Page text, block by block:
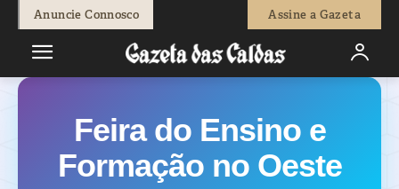
Anuncie Connosco Assine a Gazeta
Feira do Ensino e
Formação no Oeste